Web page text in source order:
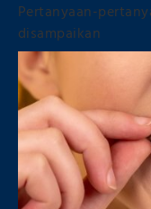
Pertanyaan-
disampaikan